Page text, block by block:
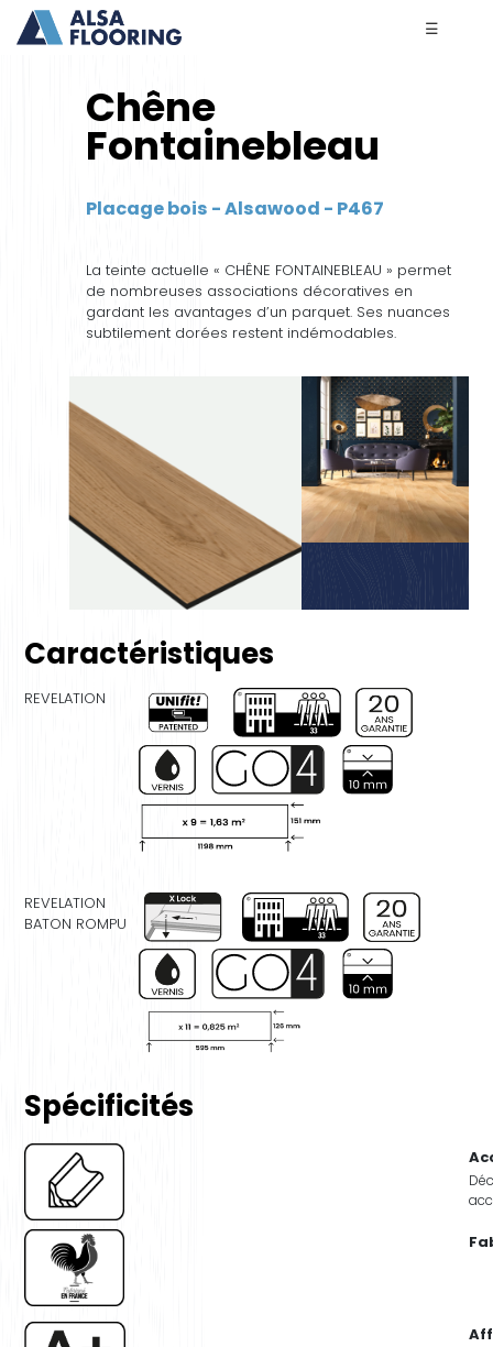
☰
Chêne
Fontainebleau
Placage bois - Alsawood - P467
La teinte actuelle « CHÊNE FONTAINEBLEAU » permet
de nombreuses associations décoratives en
gardant les avantages d’un parquet. Ses nuances
subtilement dorées restent indémodables.
Caractéristiques
REVELATION
REVELATION
BATON ROMPU
Spécificités